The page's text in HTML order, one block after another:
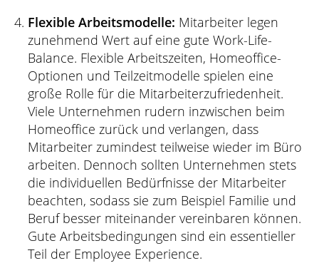
Flexible Arbeitsmodelle: Mitarbeiter legen
zunehmend Wert auf eine gute Work-Life-
Balance. Flexible Arbeitszeiten, Homeoffice-
Optionen und Teilzeitmodelle spielen eine
große Rolle für die Mitarbeiterzufriedenheit.
Viele Unternehmen rudern inzwischen beim
Homeoffice zurück und verlangen, dass
Mitarbeiter zumindest teilweise wieder im Büro
arbeiten. Dennoch sollten Unternehmen stets
die individuellen Bedürfnisse der Mitarbeiter
beachten, sodass sie zum Beispiel Familie und
Beruf besser miteinander vereinbaren können.
Gute Arbeitsbedingungen sind ein essentieller
Teil der Employee Experience.